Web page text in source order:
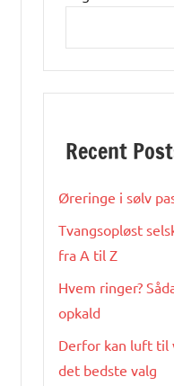
Recent
Øreringe i sølv
Tvangsopløst
fra A til Z
Hvem ringer?
opkald
Derfor kan luft til
det bedste valg